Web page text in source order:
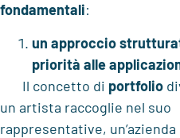
fondamentali:
un approccio
priorità alle
Il concetto di portfolio
un artista raccoglie nel
rappresentative, un’azienda